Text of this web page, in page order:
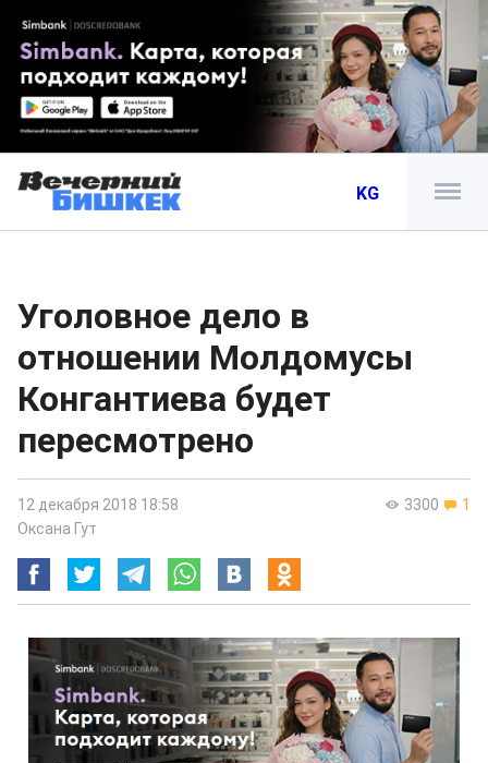
KG
Уголовное дело в
отношении Молдомусы
Конгантиева будет
пересмотрено
3300 1
12 декабря 2018 18:58
Оксана Гут